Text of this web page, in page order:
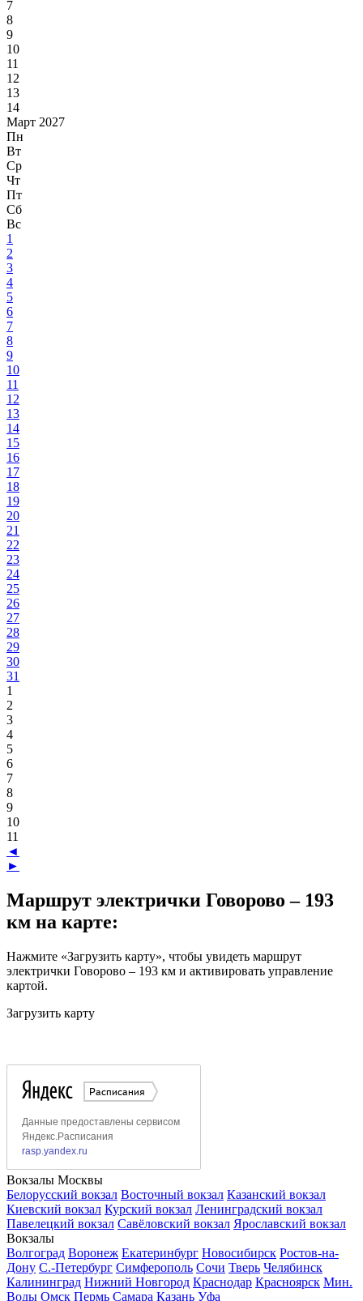
7
8
9
10
11
12
13
14
Март 2027
Пн
Вт
Ср
Чт
Пт
Сб
Вс
1
2
3
4
5
6
7
8
9
10
11
12
13
14
15
16
17
18
19
20
21
22
23
24
25
26
27
28
29
30
31
1
2
3
4
5
6
7
8
9
10
11
◄
►
Маршрут электрички Говорово – 193
км на карте:
Нажмите «Загрузить карту», чтобы увидеть маршрут
электрички Говорово – 193 км и активировать управление
картой.
Загрузить карту
Вокзалы Москвы
Белорусский вокзал Восточный вокзал Казанский вокзал
Киевский вокзал Курский вокзал Ленинградский вокзал
Павелецкий вокзал Савёловский вокзал Ярославский вокзал
Вокзалы
Волгоград Воронеж Екатеринбург Новосибирск Ростов-на-
Дону С.-Петербург Симферополь Сочи Тверь Челябинск
Калининград Нижний Новгород Краснодар Красноярск Мин.
Воды Омск Пермь Самара Казань Уфа